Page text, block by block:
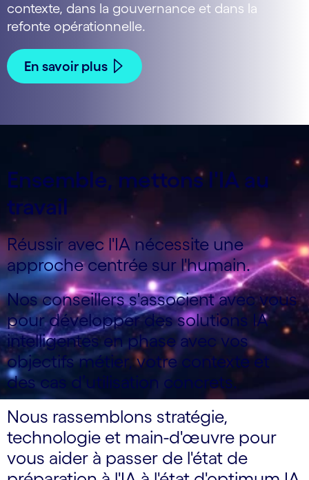
contexte, dans la gouvernance et dans la
refonte opérationnelle.
En savoir plus
Ensemble, mettons l'IA au
travail
Réussir avec l'IA nécessite une
approche centrée sur l'humain.
Nos conseillers s'associent avec vous
pour développer des solutions IA
intelligentes en phase avec vos
objectifs métier, votre contexte et
des cas d’utilisation concrets.
Nous rassemblons stratégie,
technologie et main-d'œuvre pour
vous aider à passer de l'état de